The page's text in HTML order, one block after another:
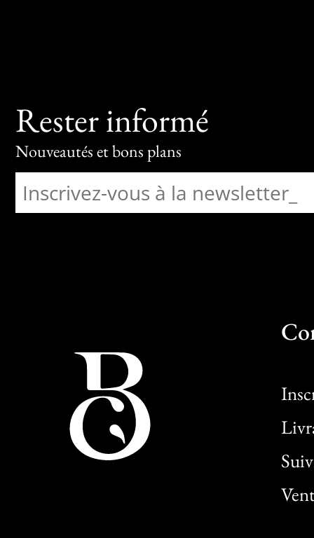
Rester informé
Nouveautés et bons plans